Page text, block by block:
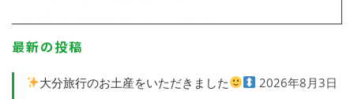
最新の投稿
大分旅行のお土産をいただきました
2026年8月3日